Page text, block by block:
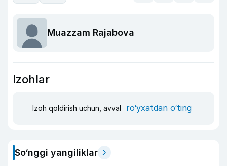
Muazzam Rajabova
Izohlar
Izoh qoldirish uchun, avval ro‘yxatdan o‘ting
So‘nggi yangiliklar